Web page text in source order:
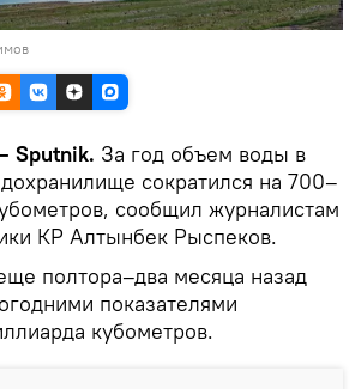
Sputnik. За год объем воды в
сократился на 700–
сообщил журналистам
КР Алтынбек Рыспеков.
полтора–два месяца назад
показателями
кубометров.